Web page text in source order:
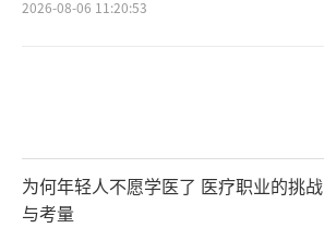
2026-08-06 11:20:53
为何年轻人不愿学医了 医疗职业的挑战
与考量